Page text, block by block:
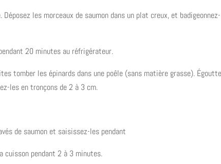
les morceaux de saumon dans un plat creux, et
20 minutes au réfrigérateur.
tomber les épinards dans une poêle (sans matière grasse).
les en tronçons de 2 à 3 cm.
de saumon et saisissez-les pendant
cuisson pendant 2 à 3 minutes.